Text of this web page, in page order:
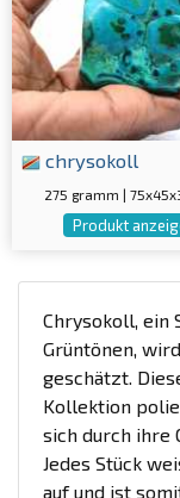
chrysokoll
275 gramm |
Produkt
Chrysokoll, ein
Grüntönen,
geschätzt.
Kollektion
sich durch ihre
Jedes Stück
auf und ist